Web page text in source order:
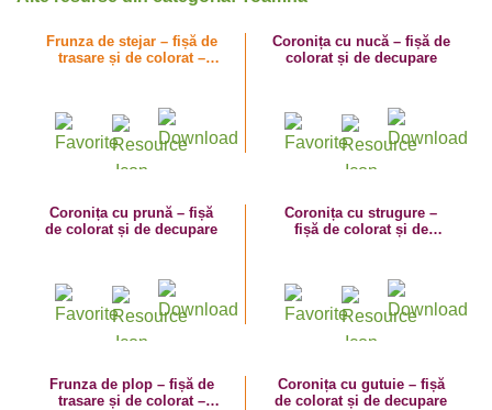
Frunza de stejar – fișă de
trasare și de colorat –
Coronița cu nucă – fișă de
colorat și de decupare
Coronița cu prună – fișă
de colorat și de decupare
Coronița cu strugure –
fișă de colorat și de
Frunza de plop – fișă de
trasare și de colorat –
Coronița cu gutuie – fișă
de colorat și de decupare